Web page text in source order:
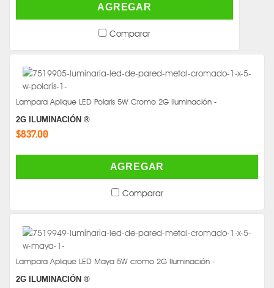
AGREGAR
Comparar
Lampara Aplique LED Polaris 5W Cromo 2G Iluminación -
2G ILUMINACIÓN ®
$837.00
AGREGAR
Comparar
Lampara Aplique LED Maya 5W cromo 2G Iluminación -
2G ILUMINACIÓN ®